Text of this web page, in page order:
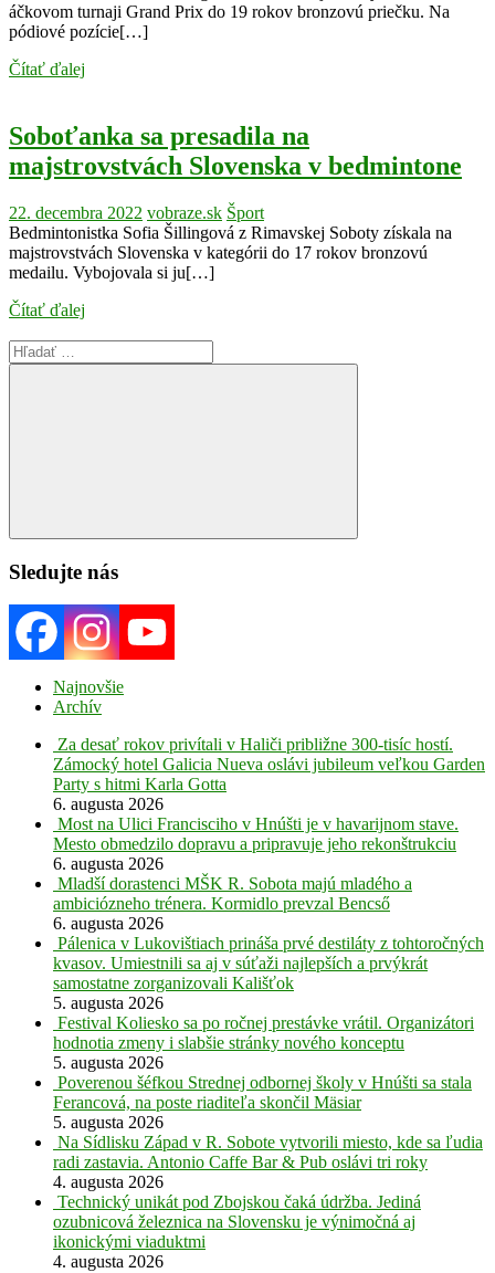
áčkovom turnaji Grand Prix do 19 rokov bronzovú priečku. Na
pódiové pozície[…]
Čítať ďalej
Soboťanka sa presadila na
majstrovstvách Slovenska v bedmintone
22. decembra 2022 vobraze.sk Šport
Bedmintonistka Sofia Šillingová z Rimavskej Soboty získala na
majstrovstvách Slovenska v kategórii do 17 rokov bronzovú
medailu. Vybojovala si ju[…]
Čítať ďalej
Search
for:
Search
Sledujte nás
Najnovšie
Archív
Za desať rokov privítali v Haliči približne 300-tisíc hostí.
Zámocký hotel Galicia Nueva oslávi jubileum veľkou Garden
Party s hitmi Karla Gotta
6. augusta 2026
Most na Ulici Francisciho v Hnúšti je v havarijnom stave.
Mesto obmedzilo dopravu a pripravuje jeho rekonštrukciu
6. augusta 2026
Mladší dorastenci MŠK R. Sobota majú mladého a
ambiciózneho trénera. Kormidlo prevzal Bencső
6. augusta 2026
Pálenica v Lukovištiach prináša prvé destiláty z tohtoročných
kvasov. Umiestnili sa aj v súťaži najlepších a prvýkrát
samostatne zorganizovali Kališťok
5. augusta 2026
Festival Koliesko sa po ročnej prestávke vrátil. Organizátori
hodnotia zmeny i slabšie stránky nového konceptu
5. augusta 2026
Poverenou šéfkou Strednej odbornej školy v Hnúšti sa stala
Ferancová, na poste riaditeľa skončil Mäsiar
5. augusta 2026
Na Sídlisku Západ v R. Sobote vytvorili miesto, kde sa ľudia
radi zastavia. Antonio Caffe Bar & Pub oslávi tri roky
4. augusta 2026
Technický unikát pod Zbojskou čaká údržba. Jediná
ozubnicová železnica na Slovensku je výnimočná aj
ikonickými viaduktmi
4. augusta 2026